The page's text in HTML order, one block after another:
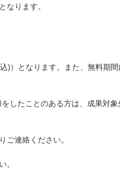
なります。
)）となります。また、無料期
したことのある方は、成果対象
ご連絡ください。
。